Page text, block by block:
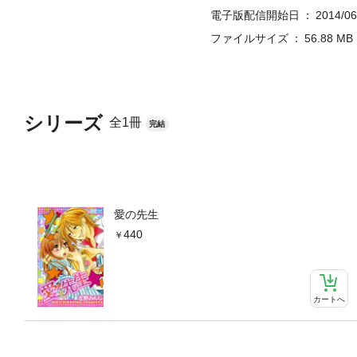
シリーズ 全1冊 完結
愛の先生
440
カートへ
電子版配信開始日
2014/
ファイルサイズ
56.88 MB